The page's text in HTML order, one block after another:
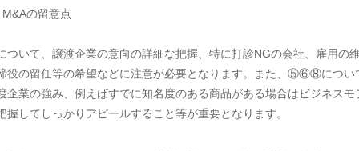
の留意点
いて、譲渡企業の意向の詳細な把握、特に打診NGの会社、雇用の維
役の留任等の希望などに注意が必要となります。また、⑤⑥⑧につい
企業の強み、例えばすでに知名度のある商品がある場合はビジネスモ
握してしっかりアピールすること等が重要となります。